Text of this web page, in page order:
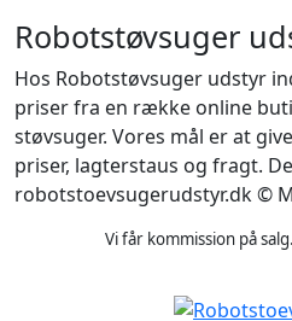
Robotstøvsuger
Hos Robotstøvsuger udstyr
priser fra en række online
støvsuger. Vores mål er at
priser, lagterstaus og fragt.
robotstoevsugerudstyr.dk ©
Vi får kommission på